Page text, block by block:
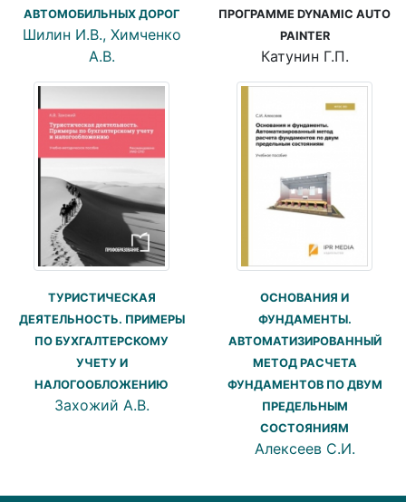
АВТОМОБИЛЬНЫХ ДОРОГ
Шилин И.В., Химченко
А.В.
ПРОГРАММЕ DYNAMIC AUTO
PAINTER
Катунин Г.П.
ТУРИСТИЧЕСКАЯ
ДЕЯТЕЛЬНОСТЬ. ПРИМЕРЫ
ПО БУХГАЛТЕРСКОМУ
УЧЕТУ И
НАЛОГООБЛОЖЕНИЮ
Захожий А.В.
ОСНОВАНИЯ И
ФУНДАМЕНТЫ.
АВТОМАТИЗИРОВАННЫЙ
МЕТОД РАСЧЕТА
ФУНДАМЕНТОВ ПО ДВУМ
ПРЕДЕЛЬНЫМ
СОСТОЯНИЯМ
Алексеев С.И.